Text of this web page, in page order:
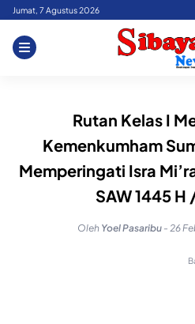
Skip
content
Jumat, 7 Agustus 2026
Rutan Kelas I
Kemenkumham
Memperingati Isra
SAW 1445 H
Oleh Yoel Pasaribu - 26